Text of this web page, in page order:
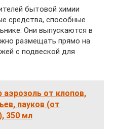
бытовой химии
средства, способные
Они выпускаются в
размещать прямо на
с подвеской для
аэрозоль от клопов,
пауков (от
350 мл